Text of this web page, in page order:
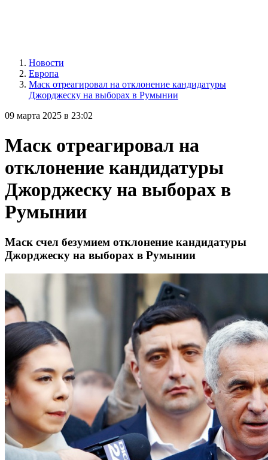
Новости
Европа
Маск отреагировал на отклонение кандидатуры
Джорджеску на выборах в Румынии
09 марта 2025 в 23:02
Маск отреагировал на
отклонение кандидатуры
Джорджеску на выборах в
Румынии
Маск счел безумием отклонение кандидатуры
Джорджеску на выборах в Румынии